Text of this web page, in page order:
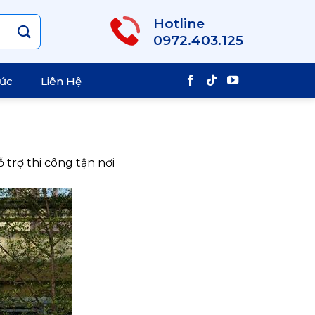
Hotline
0972.403.125
Liên Hệ
trợ thi công tận nơi